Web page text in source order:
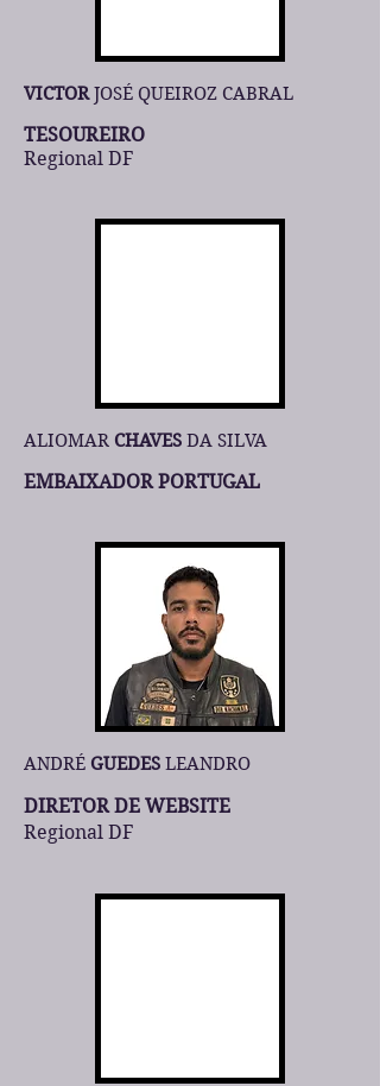
VICTORJOSÉ QUEIROZ CABRAL
TESOUREIRO
Regional DF
ALIOMAR CHAVES DA SILVA
EMBAIXADOR PORTUGAL
ANDRÉ GUEDES LEANDRO
DIRETOR DE WEBSITE
Regional DF